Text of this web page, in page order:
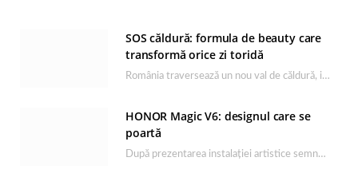
SOS căldură: formula de beauty care
transformă orice zi toridă
România traversează un nou val de căldură, iar rutina de îngrijire capătă un rol esențial…
HONOR Magic V6: designul care se
poartă
După prezentarea instalației artistice semnată de Catrinel Săbăciag în cadrul evenimentului de lansare HONOR Magic…